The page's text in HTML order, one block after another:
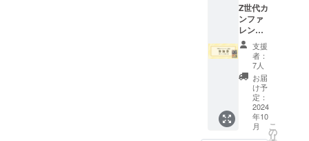
者様の
交通費
や滞在
費：支
援者様
の交通
費や滞
在費は
各自で
ご負担
くださ
い。 ・
い！」
と思っ
ていた
だける
方のご
支援先
とし
て、ご
活用く
ださ
い。 ※2.
本リ
Z世代カ
ンファ
レンス
参加券1
枚＋交
流会参
加券1枚
（内
容） ・
Z世代カ
ンファ
レンス
支援
者：
7人
お届
け予
定：
2024
年10
月
こ
の
リ